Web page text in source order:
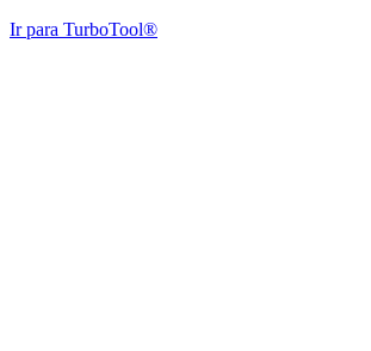
Ir para TurboTool®